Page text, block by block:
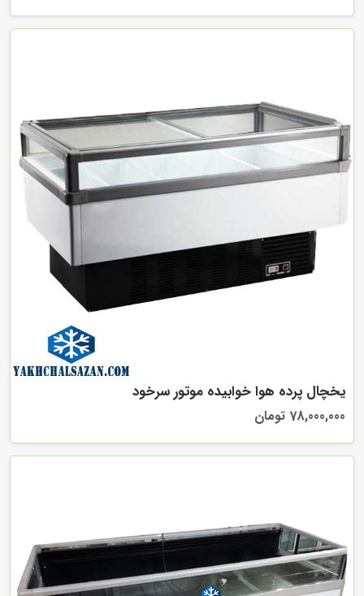
یخچال پرده هوا خوابیده موتور سرخود
78,000,000 تومان